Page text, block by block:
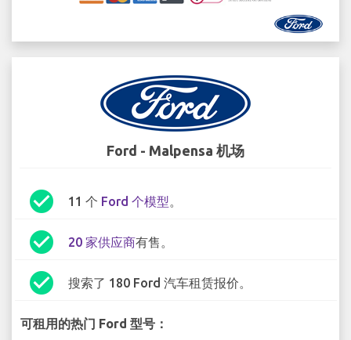
Ford - Malpensa 机场
check_circle 11 个 Ford 个模型。
check_circle 20 家供应商有售。
check_circle 搜索了 180 Ford 汽车租赁报价。
可租用的热门 Ford 型号：